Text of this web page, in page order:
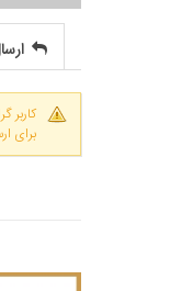
کاربر
برای